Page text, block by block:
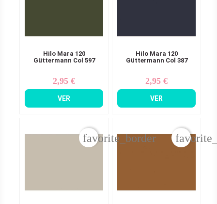
Hilo Mara 120
Güttermann Col 597
Precio
2,95 €
VER
Hilo Mara 120
Güttermann Col 387
Precio
2,95 €
VER
favorite_border